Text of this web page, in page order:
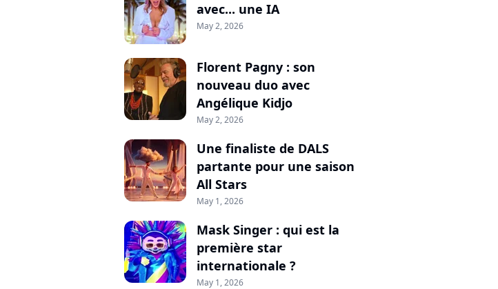
avec... une IA
May 2, 2026
Florent Pagny : son
nouveau duo avec
Angélique Kidjo
May 2, 2026
Une finaliste de DALS
partante pour une saison
All Stars
May 1, 2026
Mask Singer : qui est la
première star
internationale ?
May 1, 2026